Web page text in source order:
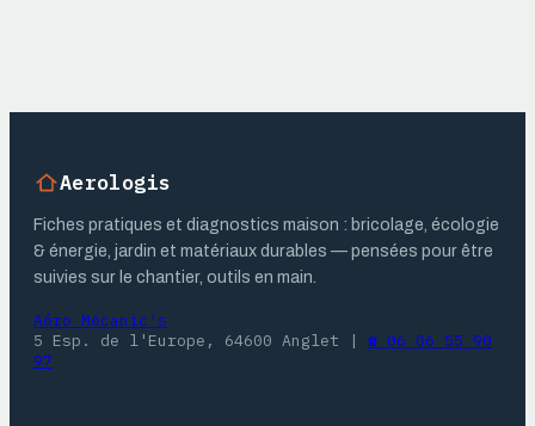
Aerologis
Fiches pratiques et diagnostics maison : bricolage, écologie
& énergie, jardin et matériaux durables — pensées pour être
suivies sur le chantier, outils en main.
Aéro Mécanic's
5 Esp. de l'Europe, 64600 Anglet | ☎ 06 06 55 90
97